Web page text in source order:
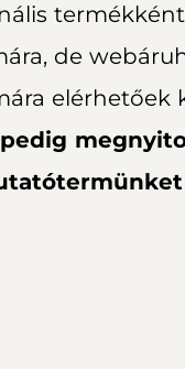
de
elérhetőek
pedig